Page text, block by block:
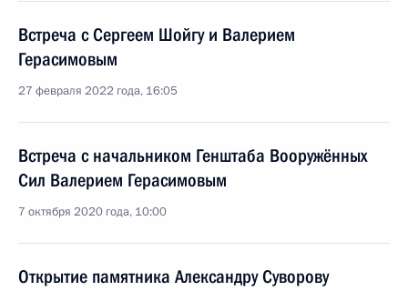
Встреча с Сергеем Шойгу и Валерием
Герасимовым
27 февраля 2022 года, 16:05
Встреча с начальником Генштаба Вооружённых
Сил Валерием Герасимовым
7 октября 2020 года, 10:00
Открытие памятника Александру Суворову